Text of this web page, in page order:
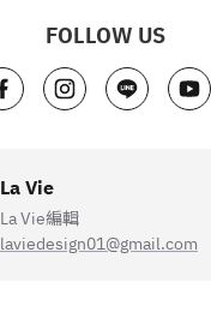
FOLLOW US
La Vie
La Vie編輯
laviedesign01@gmail.com